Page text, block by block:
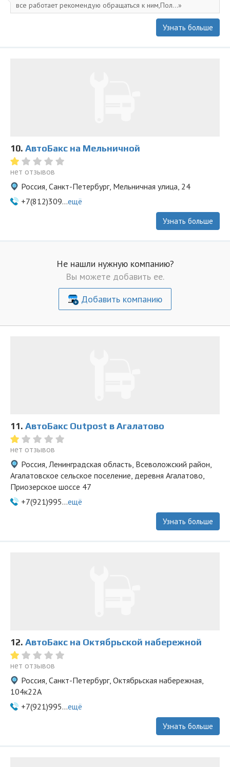
все работает рекомендую обращаться к ним,Пол...
Узнать больше
10. АвтоБакс на Мельничной
нет отзывов
Россия, Санкт-Петербург, Мельничная улица, 24
+7(812)309...ещё
Узнать больше
Не нашли нужную компанию?
Вы можете добавить ее.
Добавить компанию
11. АвтоБакс Outpost в Агалатово
нет отзывов
Россия, Ленинградская область, Всеволожский район,
Агалатовское сельское поселение, деревня Агалатово,
Приозерское шоссе 47
+7(921)995...ещё
Узнать больше
12. АвтоБакс на Октябрьской набережной
нет отзывов
Россия, Санкт-Петербург, Октябрьская набережная,
104к22А
+7(921)995...ещё
Узнать больше